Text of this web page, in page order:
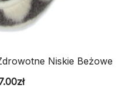
Niskie Beżowe
zł